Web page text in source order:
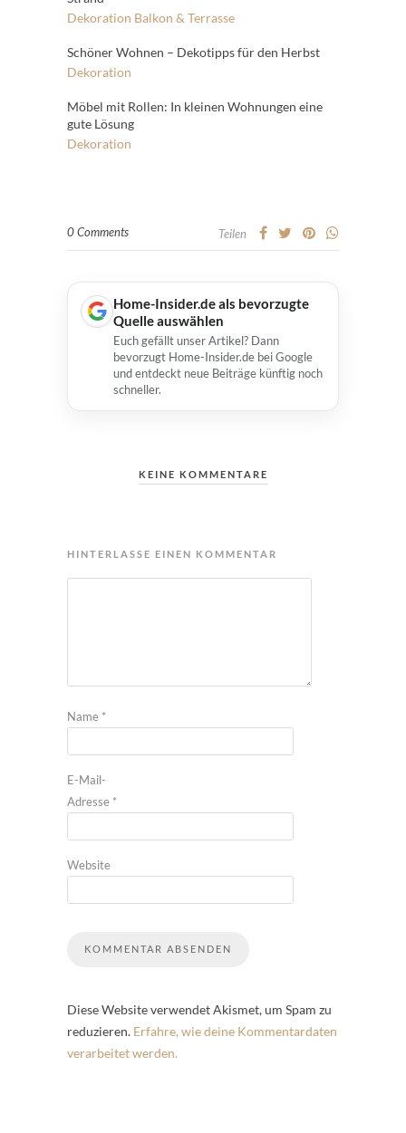
Dekoration Balkon & Terrasse
Schöner Wohnen – Dekotipps für den Herbst
Dekoration
Möbel mit Rollen: In kleinen Wohnungen eine
gute Lösung
Dekoration
0 Comments Teilen
Home-Insider.de als bevorzugte
Quelle auswählen
Euch gefällt unser Artikel? Dann
bevorzugt Home-Insider.de bei Google
und entdeckt neue Beiträge künftig noch
schneller.
KEINE KOMMENTARE
HINTERLASSE EINEN KOMMENTAR
Name *
E-Mail-
Adresse *
Website
Diese Website verwendet Akismet, um Spam zu
reduzieren. Erfahre, wie deine Kommentardaten
verarbeitet werden.